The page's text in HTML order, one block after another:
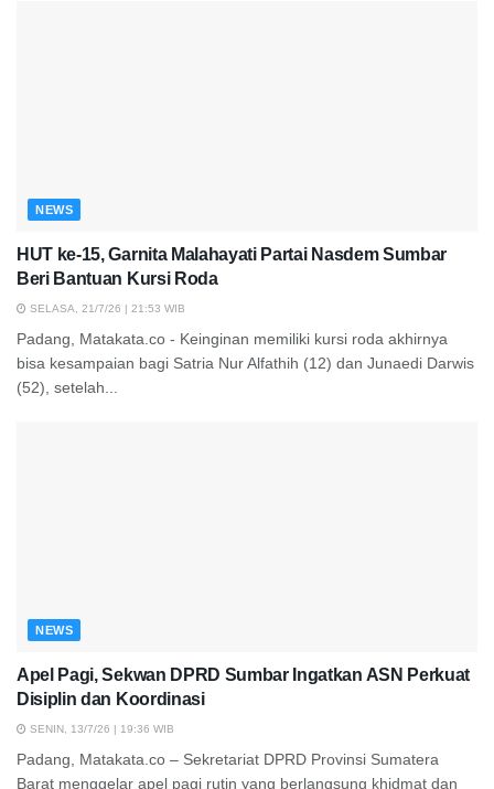
NEWS
HUT ke-15, Garnita Malahayati Partai Nasdem Sumbar
Beri Bantuan Kursi Roda
SELASA, 21/7/26 | 21:53 WIB
Padang, Matakata.co - Keinginan memiliki kursi roda akhirnya
bisa kesampaian bagi Satria Nur Alfathih (12) dan Junaedi Darwis
(52), setelah...
NEWS
Apel Pagi, Sekwan DPRD Sumbar Ingatkan ASN Perkuat
Disiplin dan Koordinasi
SENIN, 13/7/26 | 19:36 WIB
Padang, Matakata.co – Sekretariat DPRD Provinsi Sumatera
Barat menggelar apel pagi rutin yang berlangsung khidmat dan